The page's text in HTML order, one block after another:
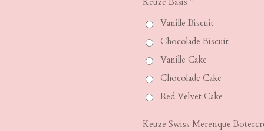
Vanille Biscuit
Chocolade Biscuit
Vanille Cake
Chocolade Cake
Red Velvet Cake
Keuze Swiss Merenque